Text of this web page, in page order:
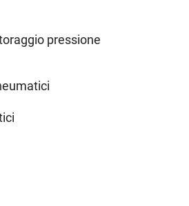
pressione